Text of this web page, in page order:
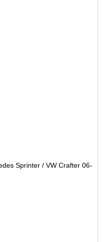
Sprinter / VW Crafter 06-